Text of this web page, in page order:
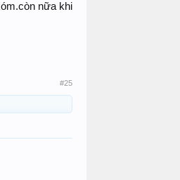
nữa khi
#25